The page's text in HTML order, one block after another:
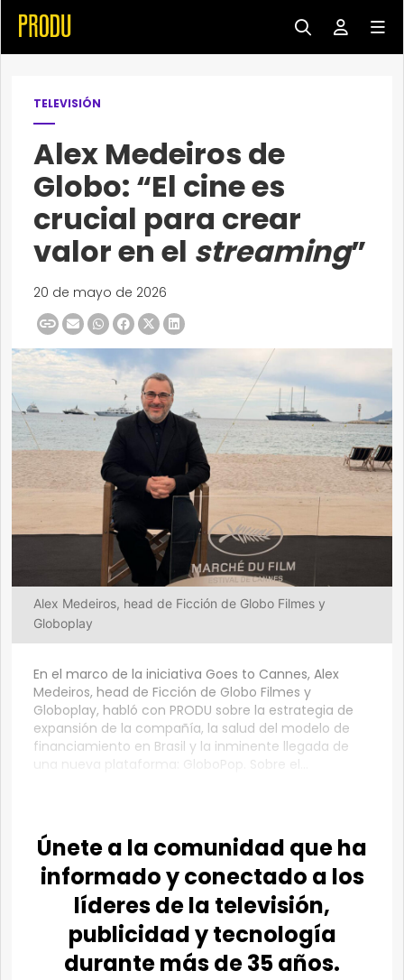
TELEVISIÓN
Alex Medeiros de
Globo: “El cine es
crucial para crear
valor en el streaming”
20 de mayo de 2026
Alex Medeiros, head de Ficción de Globo Filmes y
Globoplay
En el marco de la iniciativa Goes to Cannes, Alex
Medeiros, head de Ficción de Globo Filmes y
Globoplay, habló con PRODU sobre la estrategia de
expansión de la compañía, la salud del modelo de
financiamiento en Brasil y la inminente llegada de
una nueva plataforma: GloboPop. Sobre el...
Únete a la comunidad que ha
informado y conectado a los
líderes de la televisión,
publicidad y tecnología
durante más de 35 años.